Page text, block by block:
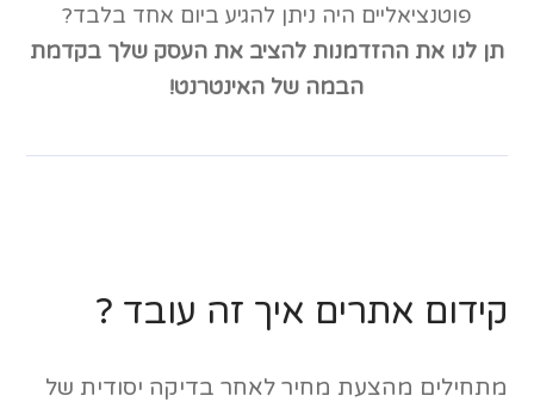
פוטנציאליים היה ניתן להגיע ביום אחד בלבד?
תן לנו את ההזדמנות להציב את העסק שלך בקדמת
הבמה של האינטרנט!
קידום אתרים איך זה עובד ?
מתחילים מהצעת מחיר לאחר בדיקה יסודית של